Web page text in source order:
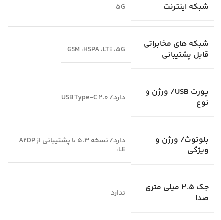
شبکه اینترنت 5G
شبکه‌ های مخابراتی
قابل پشتیبانی
GSM ،HSPA ،LTE ،5G
پورت USB/ ورژن و
نوع
دارد/ USB Type-C 2.0
بلوتوث/ ورژن و
ویژگی
دارد/ نسخه 5.3 با پشتیبانی از A2DP
،LE
جک 3.5 میلی متری
صدا
ندارد